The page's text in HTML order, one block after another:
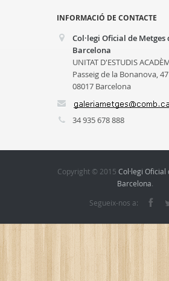
INFORMACIÓ DE CONTACTE
Col·legi Oficial de Metges
Barcelona
UNITAT D'ESTUDIS
Passeig de la Bonanova, 47
08017 Barcelona
34 935 678 888
Copyright © 2015 Col·legi
Barcelona.
Segueix-nos a: